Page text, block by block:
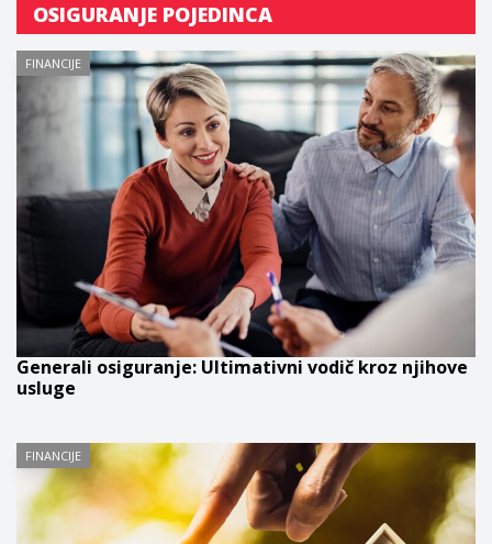
OSIGURANJE POJEDINCA
FINANCIJE
Generali osiguranje: Ultimativni vodič kroz njihove
usluge
FINANCIJE